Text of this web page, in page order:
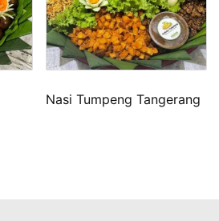
Nasi Tumpeng Tangerang